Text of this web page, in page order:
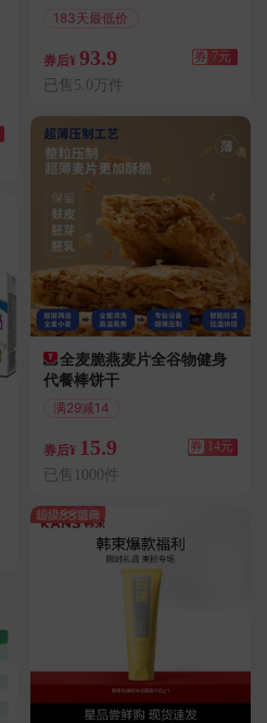
183天最低价
券后¥ 93.9 券 7元
已售5.0万件
全麦脆燕麦片全谷物健身
代餐棒饼干
满29减14
券后¥ 15.9 券 14元
已售1000件